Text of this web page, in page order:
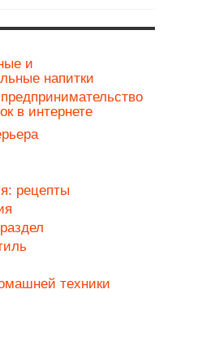
и
напитки
в интернете
рецепты
техники